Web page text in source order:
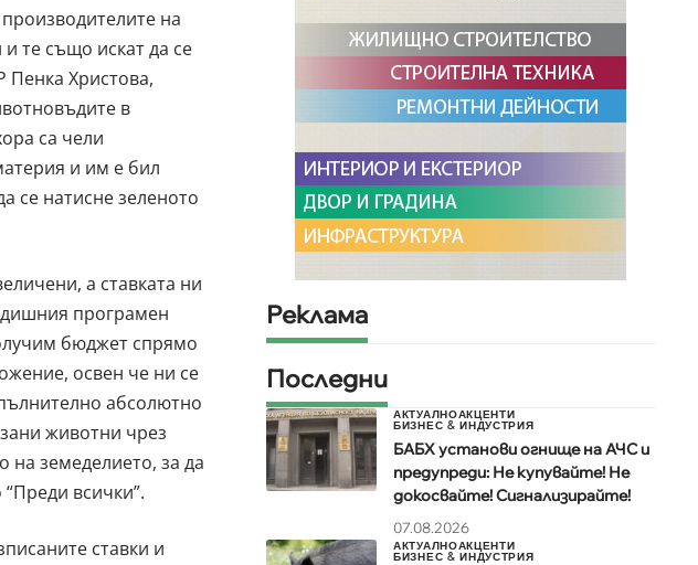
на
те също искат да се
Христова,
в
са чели
и им е бил
се натисне зеленото
а ставката ни
програмен
бюджет спрямо
освен че ни се
абсолютно
животни чрез
на земеделието, за да
всички”.
ставки и
Реклама
Последни
АКТУАЛНОАКЦЕНТИ
БИЗНЕС & ИНДУСТРИЯ
БАБХ установи огнище на АЧС и
предупреди: Не купувайте! Не
докосвайте! Сигнализирайте!
07.08.2026
АКТУАЛНОАКЦЕНТИ
БИЗНЕС & ИНДУСТРИЯ